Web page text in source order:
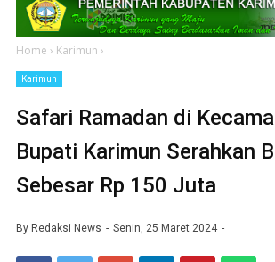
Home › Karimun ›
Karimun
Safari Ramadan di
Bupati Karimun Serahkan
Sebesar Rp 150 Juta
By Redaksi News Senin, 25 Maret 2024